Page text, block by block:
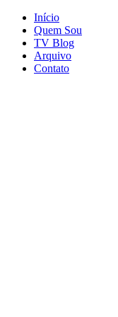
Início
Quem Sou
TV Blog
Arquivo
Contato